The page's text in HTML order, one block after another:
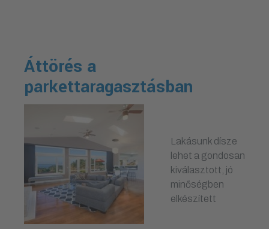
Áttörés a
parkettaragasztásban
Lakásunk dísze
lehet a gondosan
kiválasztott, jó
minőségben
elkészített